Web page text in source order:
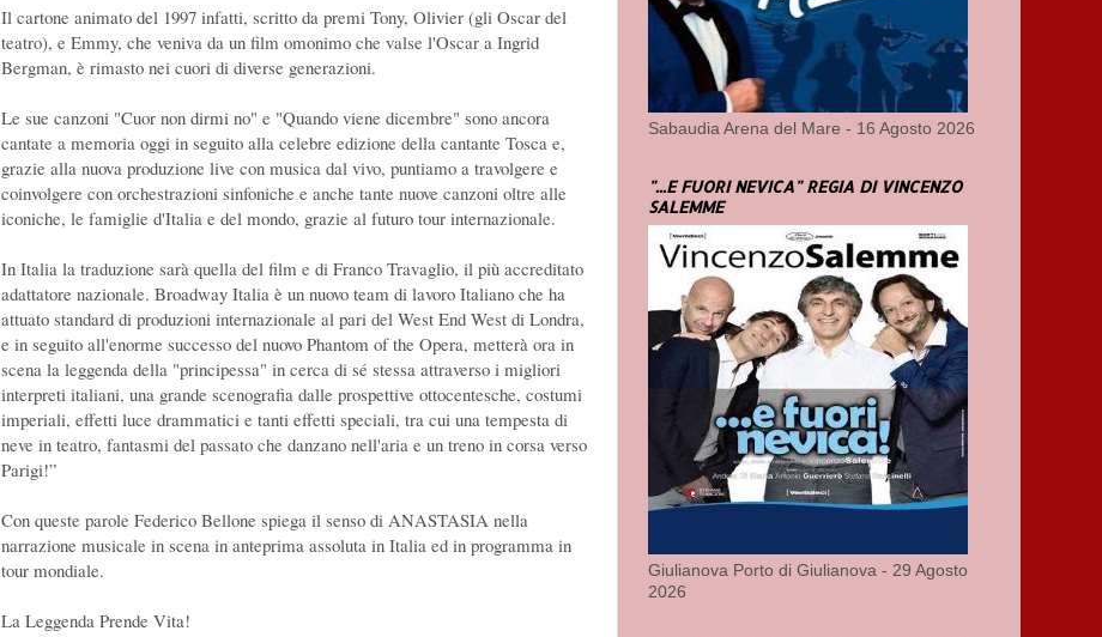
Il cartone animato del 1997 infatti, scritto da premi Tony, Olivier (gli Oscar del
teatro), e Emmy, che veniva da un film omonimo che valse l'Oscar a Ingrid
Bergman, è rimasto nei cuori di diverse generazioni.
Le sue canzoni "Cuor non dirmi no" e "Quando viene dicembre" sono ancora
cantate a memoria oggi in seguito alla celebre edizione della cantante Tosca e,
grazie alla nuova produzione live con musica dal vivo, puntiamo a travolgere e
coinvolgere con orchestrazioni sinfoniche e anche tante nuove canzoni oltre alle
iconiche, le famiglie d'Italia e del mondo, grazie al futuro tour internazionale.
In Italia la traduzione sarà quella del film e di Franco Travaglio, il più accreditato
adattatore nazionale. Broadway Italia è un nuovo team di lavoro Italiano che ha
attuato standard di produzioni internazionale al pari del West End West di Londra,
e in seguito all'enorme successo del nuovo Phantom of the Opera, metterà ora in
scena la leggenda della "principessa" in cerca di sé stessa attraverso i migliori
interpreti italiani, una grande scenografia dalle prospettive ottocentesche, costumi
imperiali, effetti luce drammatici e tanti effetti speciali, tra cui una tempesta di
neve in teatro, fantasmi del passato che danzano nell'aria e un treno in corsa verso
Parigi!”
Con queste parole Federico Bellone spiega il senso di ANASTASIA nella
narrazione musicale in scena in anteprima assoluta in Italia ed in programma in
tour mondiale.
La Leggenda Prende Vita!
Sabaudia Arena del Mare - 16 Agosto 2026
"...E FUORI NEVICA" REGIA DI VINCENZO
SALEMME
Giulianova Porto di Giulianova - 29 Agosto
2026